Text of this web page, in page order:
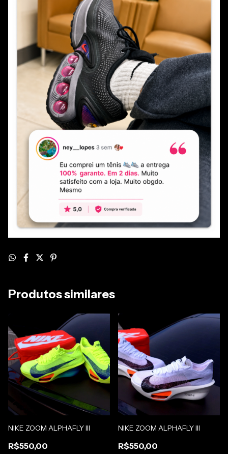
Produtos similares
NIKE ZOOM ALPHAFLY III
R$550,00
NIKE ZOOM ALPHAFLY III
R$550,00